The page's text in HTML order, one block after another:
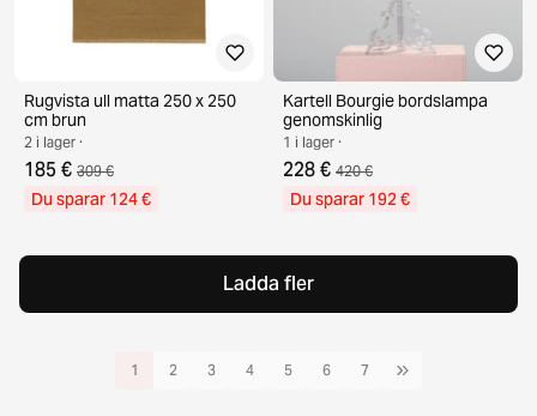
Rugvista ull matta 250 x 250
cm brun
2 i lager ·
185 € 309 €
Du sparar 124 €
Kartell Bourgie bordslampa
genomskinlig
1 i lager ·
228 € 420 €
Du sparar 192 €
Ladda fler
1 2 3 4 5 6 7